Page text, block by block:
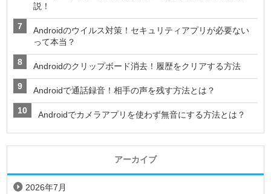
説！
Androidのウイルス対策！セキュリティアプリが必要ない
って本当？
Androidのクリップボード消去！履歴をクリアする方法
Androidで通話録音！相手の声を残す方法とは？
Androidでカメラアプリを使わず無音にする方法とは？
アーカイブ
2026年7月